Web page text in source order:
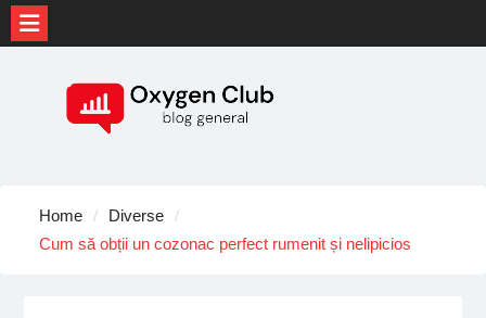
Home
Diverse
Cum să obții un cozonac perfect rumenit și nelipicios